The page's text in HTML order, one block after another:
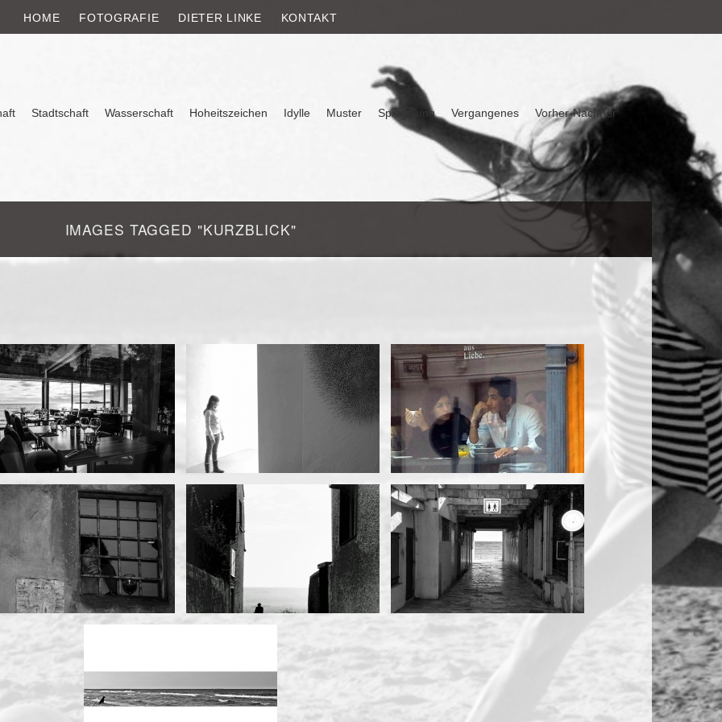
HOME FOTOGRAFIE DIETER LINKE KONTAKT
Stadtschaft Wasserschaft Hoheitszeichen Idylle Muster Spiegelung Vergangenes Vorher-Nachher
IMAGES TAGGED "KURZBLICK"